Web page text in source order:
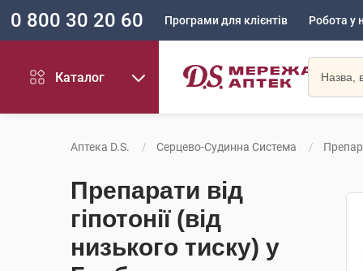
0 800 30 20 60 Програми для клієнтів Робота у
Каталог
Аптека D.S. Серцево-Судинна Система
Препарати від
гіпотонії (від
низького тиску) у